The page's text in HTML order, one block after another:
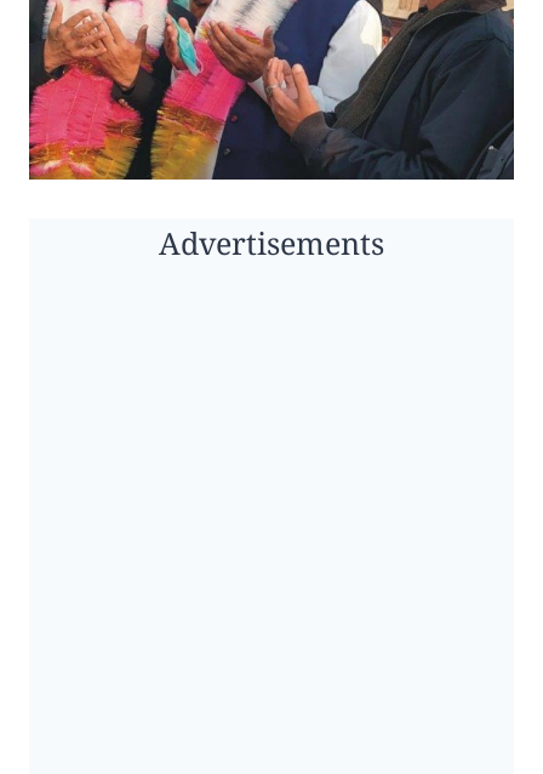
Advertisements